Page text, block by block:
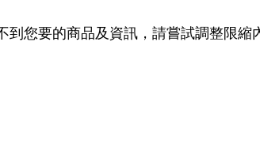
到您要的商品及資訊，請嘗試調整限縮